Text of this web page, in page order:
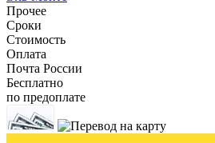
Прочее
Сроки
Стоимость
Оплата
Почта России
Бесплатно
по предоплате